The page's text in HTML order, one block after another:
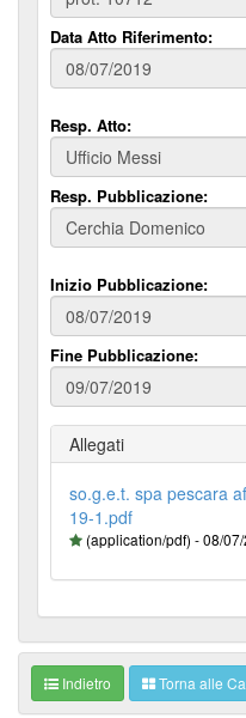
Data Atto Riferimento:
Resp. Atto:
Resp. Pubblicazione:
Inizio Pubblicazione:
Fine Pubblicazione:
Allegati
so.g.e.t. spa pescara
19-1.pdf
(application/pdf) - 08/
Indietro Torna alle